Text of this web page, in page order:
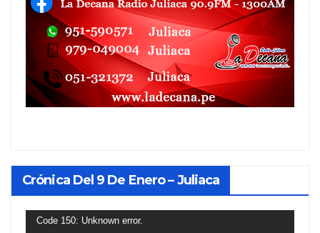
Crónica Del 9 De Enero – Juliaca
Reproductor
Code 150: Unknown error.